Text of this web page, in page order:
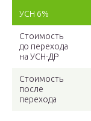
УСН 6%
Стоимость
до перехода
на УСН-ДР
Стоимость
после
перехода